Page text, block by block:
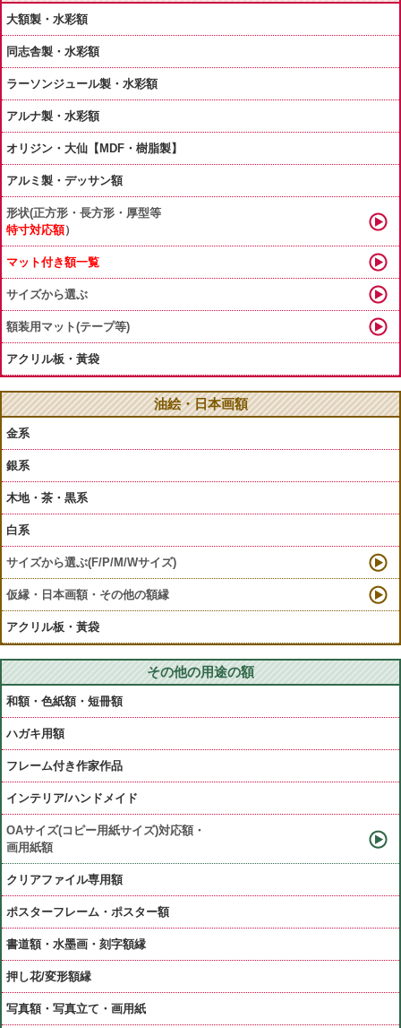
大額製・水彩額
同志舎製・水彩額
ラーソンジュール製・水彩額
アルナ製・水彩額
オリジン・大仙【MDF・樹脂製】
アルミ製・デッサン額
形状(正方形・長方形・厚型等
特寸対応額）
マット付き額一覧
サイズから選ぶ
額装用マット(テープ等)
アクリル板・黃袋
油絵・日本画額
金系
銀系
木地・茶・黒系
白系
サイズから選ぶ(F/P/M/Wサイズ)
仮縁・日本画額・その他の額縁
アクリル板・黃袋
その他の用途の額
和額・色紙額・短冊額
ハガキ用額
フレーム付き作家作品
インテリア/ハンドメイド
OAサイズ(コピー用紙サイズ)対応額・
画用紙額
クリアファイル専用額
ポスターフレーム・ポスター額
書道額・水墨画・刻字額縁
押し花/変形額縁
写真額・写真立て・画用紙